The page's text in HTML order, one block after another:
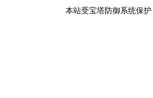
本站受宝塔防御系统保护